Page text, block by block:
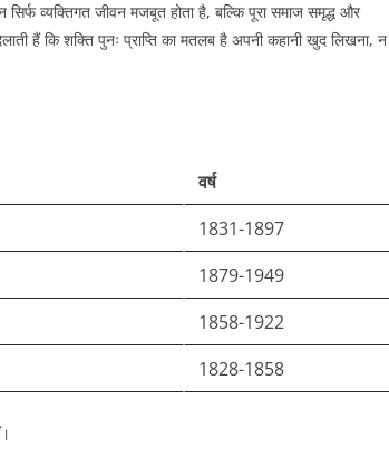
व्यक्तिगत जीवन मजबूत होता है, बल्कि पूरा समाज समृद्ध और
हैं कि शक्ति पुनः प्राप्ति का मतलब है अपनी कहानी खुद लिखना, न
वर्ष
1831-1897
1879-1949
1858-1922
1828-1858